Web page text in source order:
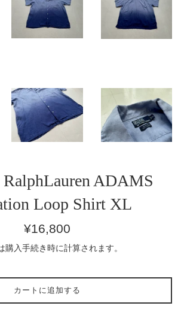
RalphLauren ADAMS
Loop Shirt XL
通
価
¥16,800
購入手続き時に計算されます。
カートに追加する